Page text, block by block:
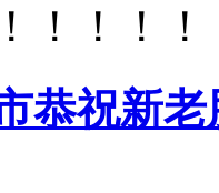
！！！！
恭祝新